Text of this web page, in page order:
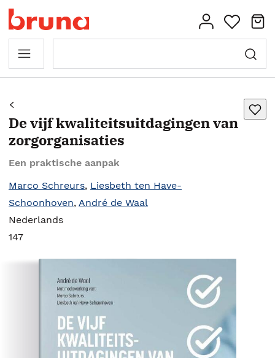
De vijf kwaliteitsuitdagingen van
zorgorganisaties
Een praktische aanpak
Marco Schreurs, Liesbeth ten Have-
Schoonhoven, André de Waal
Nederlands
147